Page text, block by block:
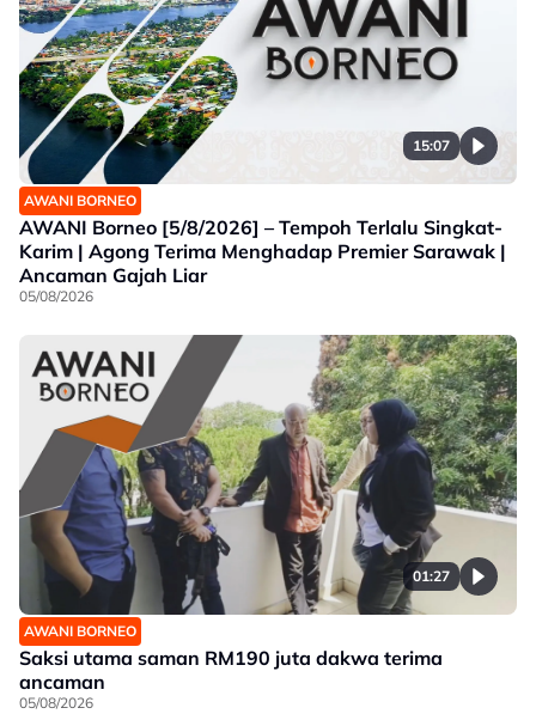
15:07
AWANI BORNEO
AWANI Borneo [5/8/2026] – Tempoh Terlalu Singkat-
Karim | Agong Terima Menghadap Premier Sarawak |
Ancaman Gajah Liar
05/08/2026
01:27
AWANI BORNEO
Saksi utama saman RM190 juta dakwa terima
ancaman
05/08/2026